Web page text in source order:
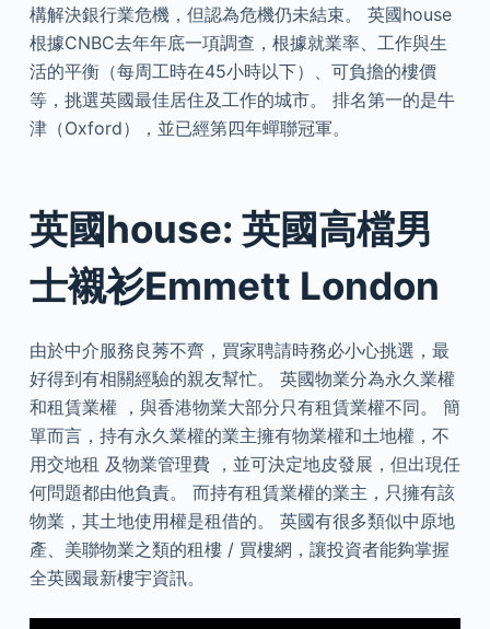
構解決銀行業危機，但認為危機仍未結束。 英國house
根據CNBC去年年底一項調查，根據就業率、工作與生
活的平衡（每周工時在45小時以下）、可負擔的樓價
等，挑選英國最佳居住及工作的城市。 排名第一的是牛
津（Oxford），並已經第四年蟬聯冠軍。
英國house: 英國高檔男
士襯衫Emmett London
由於中介服務良莠不齊，買家聘請時務必小心挑選，最
好得到有相關經驗的親友幫忙。 英國物業分為永久業權
和租賃業權 ，與香港物業大部分只有租賃業權不同。 簡
單而言，持有永久業權的業主擁有物業權和土地權，不
用交地租 及物業管理費 ，並可決定地皮發展，但出現任
何問題都由他負責。 而持有租賃業權的業主，只擁有該
物業，其土地使用權是租借的。 英國有很多類似中原地
產、美聯物業之類的租樓 / 買樓網，讓投資者能夠掌握
全英國最新樓宇資訊。